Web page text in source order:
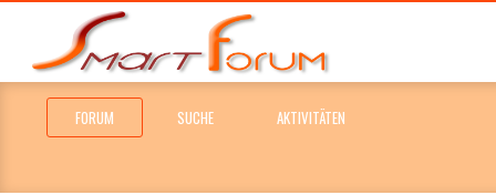
FORUM SUCHE AKTIVITÄTEN